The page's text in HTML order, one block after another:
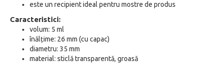
este un recipient ideal pentru mostre de produs
Caracteristici:
volum: 5 ml
înălțime: 26 mm (cu capac)
diametru: 35 mm
material: sticlă transparentă, groasă